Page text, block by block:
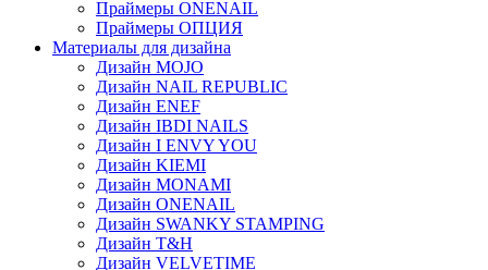
Праймеры ONENAIL
Праймеры ОПЦИЯ
Материалы для дизайна
Дизайн MOJO
Дизайн NAIL REPUBLIC
Дизайн ENEF
Дизайн IBDI NAILS
Дизайн I ENVY YOU
Дизайн KIEMI
Дизайн MONAMI
Дизайн ONENAIL
Дизайн SWANKY STAMPING
Дизайн T&H
Дизайн VELVETIME